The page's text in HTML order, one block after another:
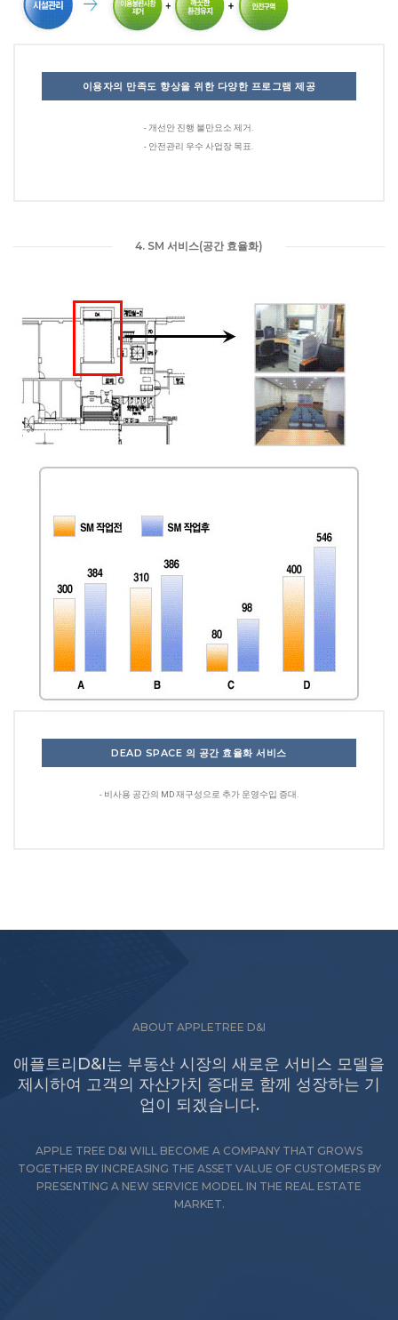
이용자의 만족도 향상을 위한 다양한 프로그램 제공
- 개선안 진행 불만요소 제거.
- 안전관리 우수 사업장 목표.
4. SM 서비스(공간 효율화)
DEAD SPACE 의 공간 효율화 서비스
- 비사용 공간의 MD 재구성으로 추가 운영수입 증대.
ABOUT APPLETREE D&I
애플트리D&I는 부동산 시장의 새로운 서비스 모델을
제시하여 고객의 자산가치 증대로 함께 성장하는 기
업이 되겠습니다.
APPLE TREE D&I WILL BECOME A COMPANY THAT GROWS
TOGETHER BY INCREASING THE ASSET VALUE OF CUSTOMERS BY
PRESENTING A NEW SERVICE MODEL IN THE REAL ESTATE
MARKET.